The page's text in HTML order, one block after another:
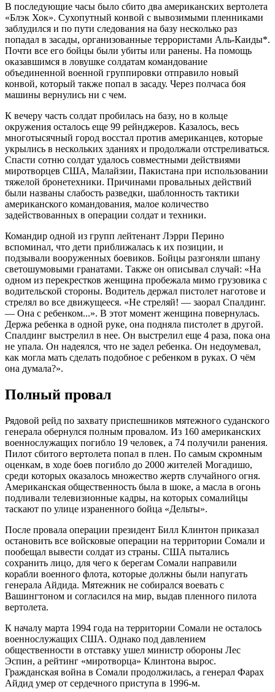
В последующие часы было сбито два американских вертолета
«Блэк Хок». Сухопутный конвой с вывозимыми пленниками
заблудился и по пути следования на базу несколько раз
попадал в засады, организованные террористами Аль-Каиды*.
Почти все его бойцы были убиты или ранены. На помощь
оказавшимся в ловушке солдатам командование
объединенной военной группировки отправило новый
конвой, который также попал в засаду. Через полчаса боя
машины вернулись ни с чем.
К вечеру часть солдат пробилась на базу, но в кольце
окружения осталось еще 99 рейнджеров. Казалось, весь
многотысячный город восстал против американцев, которые
укрылись в нескольких зданиях и продолжали отстреливаться.
Спасти сотню солдат удалось совместными действиями
миротворцев США, Малайзии, Пакистана при использовании
тяжелой бронетехники. Причинами провальных действий
были названы слабость разведки, шаблонность тактики
американского командования, малое количество
задействованных в операции солдат и техники.
Командир одной из групп лейтенант Лэрри Перино
вспоминал, что дети приближалась к их позиции, и
подзывали вооруженных боевиков. Бойцы разгоняли шпану
светошумовыми гранатами. Также он описывал случай: «На
одном из перекрестков женщина пробежала мимо грузовика с
водительской стороны. Водитель держал пистолет наготове и
стрелял во все движущееся. «Не стреляй! — заорал Спалдинг.
— Она с ребенком...». В этот момент женщина повернулась.
Держа ребенка в одной руке, она подняла пистолет в другой.
Спалдинг выстрелил в нее. Он выстрелил еще 4 раза, пока она
не упала. Он надеялся, что не задел ребенка. Он недоумевал,
как могла мать сделать подобное с ребенком в руках. О чём
она думала?».
Полный провал
Рядовой рейд по захвату приспешников мятежного суданского
генерала обернулся полным провалом. Из 160 американских
военнослужащих погибло 19 человек, а 74 получили ранения.
Пилот сбитого вертолета попал в плен. По самым скромным
оценкам, в ходе боев погибло до 2000 жителей Могадишо,
среди которых оказалось множество жертв случайного огня.
Американская общественность была в шоке, а масла в огонь
подливали телевизионные кадры, на которых сомалийцы
таскают по улице израненного бойца «Дельты».
После провала операции президент Билл Клинтон приказал
остановить все войсковые операции на территории Сомали и
пообещал вывести солдат из страны. США пытались
сохранить лицо, для чего к берегам Сомали направили
корабли военного флота, которые должны были напугать
генерала Айдида. Мятежник не собирался воевать с
Вашингтоном и согласился на мир, выдав пленного пилота
вертолета.
К началу марта 1994 года на территории Сомали не осталось
военнослужащих США. Однако под давлением
общественности в отставку ушел министр обороны Лес
Эспин, а рейтинг «миротворца» Клинтона вырос.
Гражданская война в Сомали продолжилась, а генерал Фарах
Айдид умер от сердечного приступа в 1996-м.